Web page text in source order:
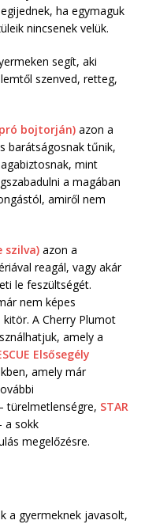
ha egymaguk
nincsenek velük.
segít, aki
szenved, retteg,
bojtorján) azon a
barátságosnak tűnik,
mint
a magában
amiről nem
szilva) azon a
reagál, vagy akár
le feszültségét.
nem képes
A Cherry Plumot
amely a
Elsősegély
amely már
türelmetlenségre, STAR
a sokk
megelőzésre.
a gyermeknek javasolt,